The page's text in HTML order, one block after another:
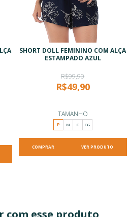
SHORT DOLL FEMININO COM ALÇA
ESTAMPADO AZUL
R$99,90
R$49,90
TAMANHO
P M G GG
VER PRODUTO